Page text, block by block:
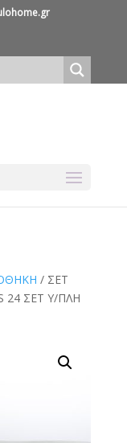
/ ΣΕΤ
24 ΣΕΤ Υ/ΠΛΗ